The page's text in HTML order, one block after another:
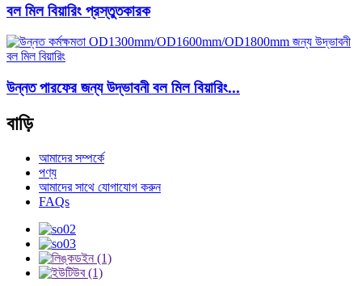
বল মিল বিয়ারিং প্রস্তুতকারক
উন্নত পারফের জন্য উদ্ভাবনী বল মিল বিয়ারিং...
বাড়ি
আমাদের সম্পর্কে
পণ্য
আমাদের সাথে যোগাযোগ করুন
FAQs